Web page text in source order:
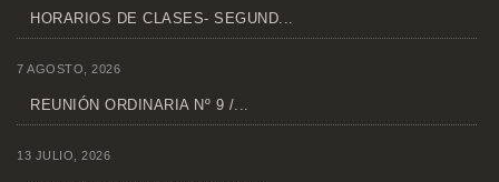
HORARIOS DE CLASES- SEGUND...
7 AGOSTO, 2026
REUNIÓN ORDINARIA Nº 9 /...
13 JULIO, 2026